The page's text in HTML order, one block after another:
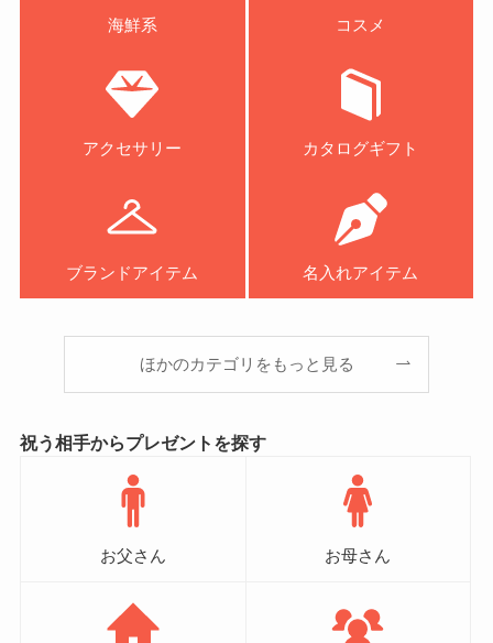
海鮮系 コスメ
アクセサリー カタログギフト
ブランドアイテム 名入れアイテム
ほかのカテゴリをもっと見る
祝う相手からプレゼントを探す
お父さん お母さん